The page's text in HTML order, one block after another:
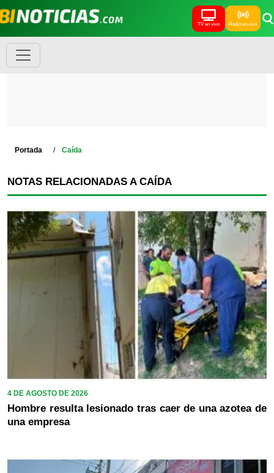
TV en vivo Radio en vivo
Portada Caída
NOTAS RELACIONADAS A CAÍDA
4 DE AGOSTO DE 2026
Hombre resulta lesionado tras caer de una azotea de
una empresa